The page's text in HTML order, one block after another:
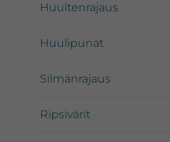
Huultenrajaus
Huulipunat
Silmänrajaus
Ripsivärit